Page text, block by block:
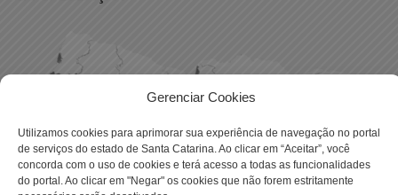
Gerenciar Cookies
Utilizamos cookies para aprimorar sua experiência de navegação no portal
de serviços do estado de Santa Catarina. Ao clicar em “Aceitar”, você
concorda com o uso de cookies e terá acesso a todas as funcionalidades
do portal. Ao clicar em "Negar" os cookies que não forem estritamente